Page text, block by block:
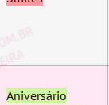
Aniversário